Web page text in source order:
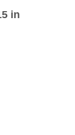
in